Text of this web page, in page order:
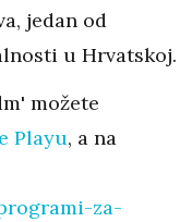
jedan od
u Hrvatskoj.
možete
Playu, a na
za-